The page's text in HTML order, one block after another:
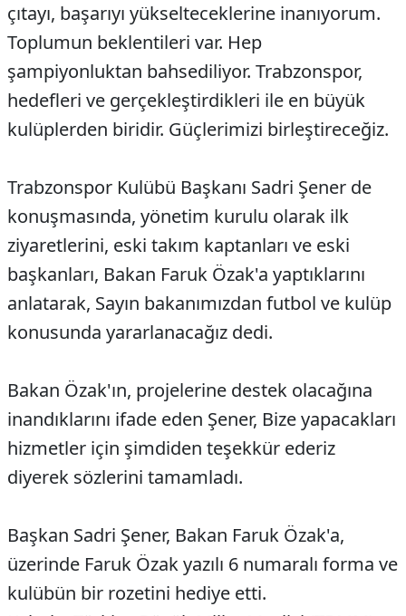
çıtayı, başarıyı yükselteceklerine inanıyorum.
Toplumun beklentileri var. Hep
şampiyonluktan bahsediliyor. Trabzonspor,
hedefleri ve gerçekleştirdikleri ile en büyük
kulüplerden biridir. Güçlerimizi birleştireceğiz.
Trabzonspor Kulübü Başkanı Sadri Şener de
konuşmasında, yönetim kurulu olarak ilk
ziyaretlerini, eski takım kaptanları ve eski
başkanları, Bakan Faruk Özak'a yaptıklarını
anlatarak, Sayın bakanımızdan futbol ve kulüp
konusunda yararlanacağız dedi.
Bakan Özak'ın, projelerine destek olacağına
inandıklarını ifade eden Şener, Bize yapacakları
hizmetler için şimdiden teşekkür ederiz
diyerek sözlerini tamamladı.
Başkan Sadri Şener, Bakan Faruk Özak'a,
üzerinde Faruk Özak yazılı 6 numaralı forma ve
kulübün bir rozetini hediye etti.